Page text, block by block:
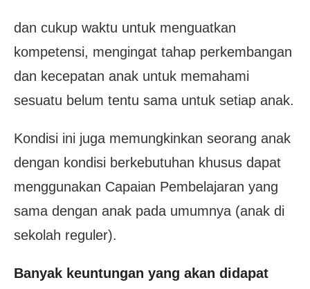
dan cukup waktu untuk menguatkan
kompetensi, mengingat tahap perkembangan
dan kecepatan anak untuk memahami
sesuatu belum tentu sama untuk setiap anak.
Kondisi ini juga memungkinkan seorang anak
dengan kondisi berkebutuhan khusus dapat
menggunakan Capaian Pembelajaran yang
sama dengan anak pada umumnya (anak di
sekolah reguler).
Banyak keuntungan yang akan didapat